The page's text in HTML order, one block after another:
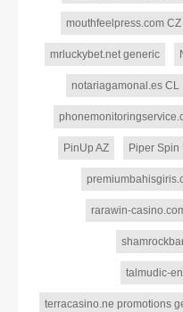
mouthfeelpress.com CZ
mrluckybet.net generic
notariagamonal.es CL
PinUp AZ Piper Spin
rarawin-
talmudic-
terracasino.ne promotions